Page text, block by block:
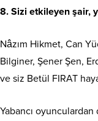
8. Sizi etkileyen şair,
Nâzım Hikmet, Can
Bilginer, Şener Şen,
ve siz Betül FIRAT
Yabancı